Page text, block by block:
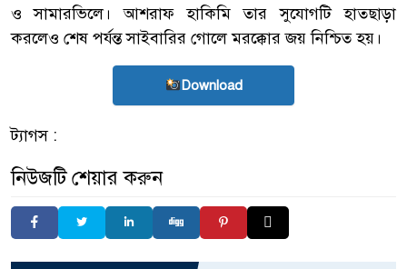
ও সামারভিলে। আশরাফ হাকিমি তার সুযোগটি হাতছাড়া
করলেও শেষ পর্যন্ত সাইবারির গোলে মরক্কোর জয় নিশ্চিত হয়।
Download
ট্যাগস :
নিউজটি শেয়ার করুন